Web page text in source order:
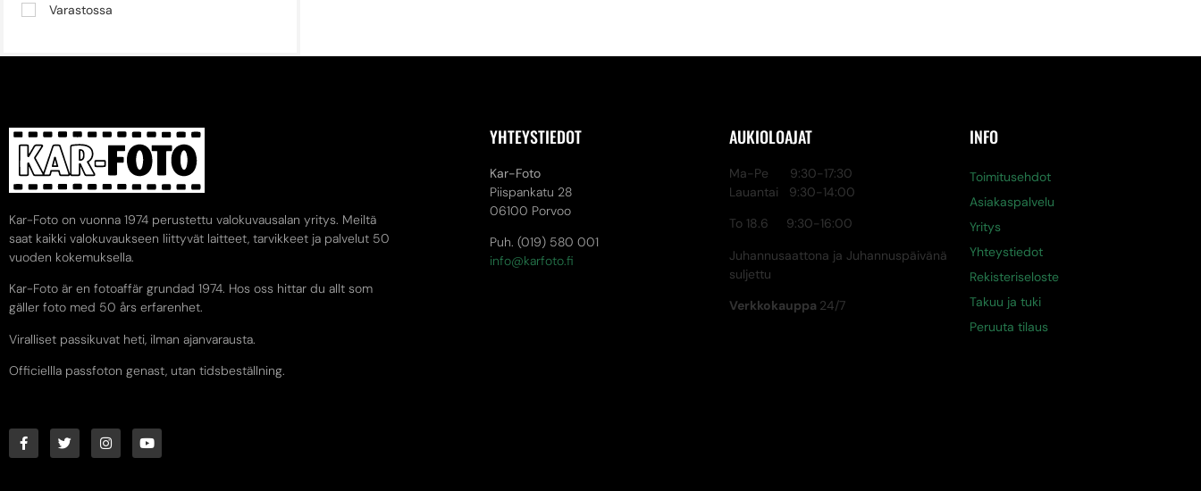
Varastossa
Kar-Foto on vuonna 1974 perustettu valokuvausalan yritys. Meiltä
saat kaikki valokuvaukseen liittyvät laitteet, tarvikkeet ja palvelut 50
vuoden kokemuksella.
Kar-Foto är en fotoaffär grundad 1974. Hos oss hittar du allt som
gäller foto med 50 års erfarenhet.
Viralliset passikuvat heti, ilman ajanvarausta.
Officiellla passfoton genast, utan tidsbeställning.
YHTEYSTIEDOT
Kar-Foto
Piispankatu 28
06100 Porvoo
Puh. (019) 580 001
info@karfoto.fi
AUKIOLOAJAT
Ma-Pe 9:30-17:30
Lauantai 9:30-14:00
To 18.6 9:30-16:00
Juhannusaattona ja Juhannuspäivänä
suljettu
Verkkokauppa 24/7
INFO
Toimitusehdot
Asiakaspalvelu
Yritys
Yhteystiedot
Rekisteriseloste
Takuu ja tuki
Peruuta tilaus